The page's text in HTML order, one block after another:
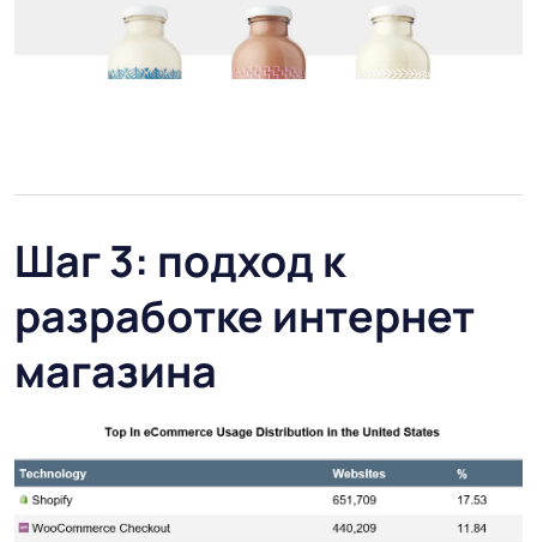
Шаг 3: подход к
разработке интернет
магазина